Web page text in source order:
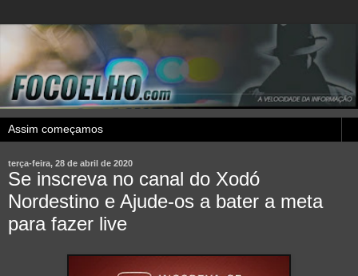
terça-feira, 28 de abril de 2020
Se inscreva no canal do Xodó
Nordestino e Ajude-os a bater a meta
para fazer live